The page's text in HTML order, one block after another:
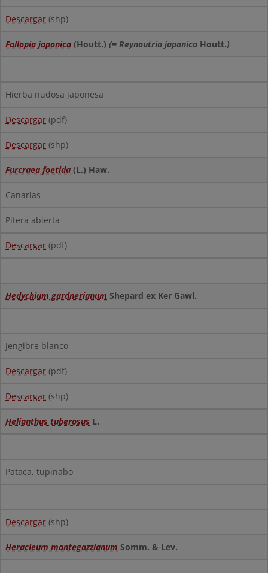
Descargar (shp)
Fallopia japonica (Houtt.) (= Reynoutria japonica Houtt.)
Hierba nudosa japonesa
Descargar (pdf)
Descargar (shp)
Furcraea foetida (L.) Haw.
Canarias
Pitera abierta
Descargar (pdf)
Hedychium gardnerianum Shepard ex Ker Gawl.
Jengibre blanco
Descargar (pdf)
Descargar (shp)
Helianthus tuberosus L.
Pataca, tupinabo
Descargar (shp)
Heracleum mantegazzianum Somm. & Lev.